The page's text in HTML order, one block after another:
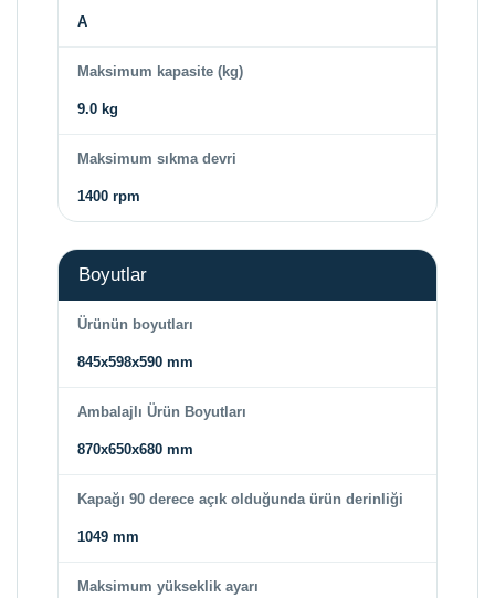
A
Maksimum kapasite (kg)
9.0 kg
Maksimum sıkma devri
1400 rpm
Boyutlar
Ürünün boyutları
845x598x590 mm
Ambalajlı Ürün Boyutları
870x650x680 mm
Kapağı 90 derece açık olduğunda ürün derinliği
1049 mm
Maksimum yükseklik ayarı